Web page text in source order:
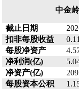
中金
截止日期
扣非每股收益
每股净资产
净利润(亿)
净资产(亿)
每股资本公积